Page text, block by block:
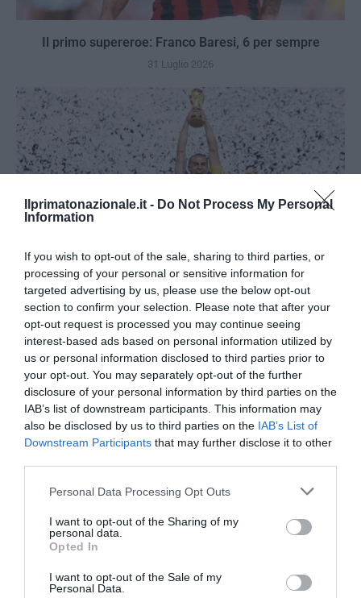
Ilprimatonazionale.it - Do Not Process My Personal
Information
If you wish to opt-out of the sale, sharing to third parties, or
processing of your personal or sensitive information for
targeted advertising by us, please use the below opt-out
section to confirm your selection. Please note that after your
opt-out request is processed you may continue seeing
interest-based ads based on personal information utilized by
us or personal information disclosed to third parties prior to
your opt-out. You may separately opt-out of the further
disclosure of your personal information by third parties on the
IAB’s list of downstream participants. This information may
also be disclosed by us to third parties on the IAB’s List of
Downstream Participants that may further disclose it to other
Please note that this website/app uses one or more Google
not limited to your visit or usage behaviour. You may click to
grant or deny consent to Google and its third-party tags to
use your data for below specified purposes in below Google
consent section.
Personal Data Processing Opt Outs
I want to opt-out of the Sharing of my
personal data.
Opted In
I want to opt-out of the Sale of my
Personal Data.
Il primo supereroe: Franco Baresi, 6 per sempre
31 Luglio 2026
Berlino 2006, una notte da campioni del mondo
18 Luglio 2026